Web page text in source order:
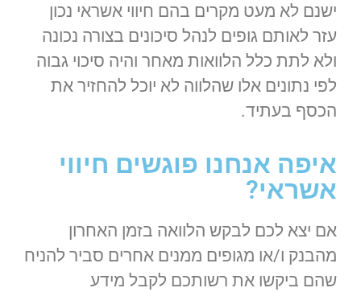
ישנם לא מעט מקרים בהם חיווי אשראי נכון
עזר לאותם גופים לנהל סיכונים בצורה נכונה
ולא לתת כלל הלוואות מאחר והיה סיכוי גבוה
לפי נתונים אלו שהלווה לא יוכל להחזיר את
הכסף בעתיד.
איפה אנחנו פוגשים חיווי
אשראי?
אם יצא לכם לבקש הלוואה בזמן האחרון
מהבנק ו/או מגופים ממנים אחרים סביר להניח
שהם ביקשו את רשותכם לקבל מידע